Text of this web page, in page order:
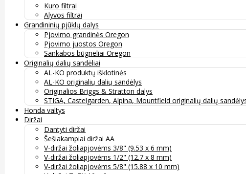
Kuro filtrai
Alyvos filtrai
Grandininių pjūklų dalys
Pjovimo grandinės Oregon
Pjovimo juostos Oregon
Sankabos būgneliai Oregon
Originalių dalių sandėliai
AL-KO produktų išklotinės
AL-KO originalių dalių sandėlys
Originalios Briggs & Stratton dalys
STIGA, Castelgarden, Alpina, Mountfield originalių dalių
Honda valtys
Diržai
Dantyti diržai
Šešiakampiai diržai AA
V-diržai žoliapjovėms 3/8" (9.53 x 6 mm)
V-diržai žoliapjovėms 1/2" (12.7 x 8 mm)
V-diržai žoliapjovėms 5/8" (15.88 x 10 mm)